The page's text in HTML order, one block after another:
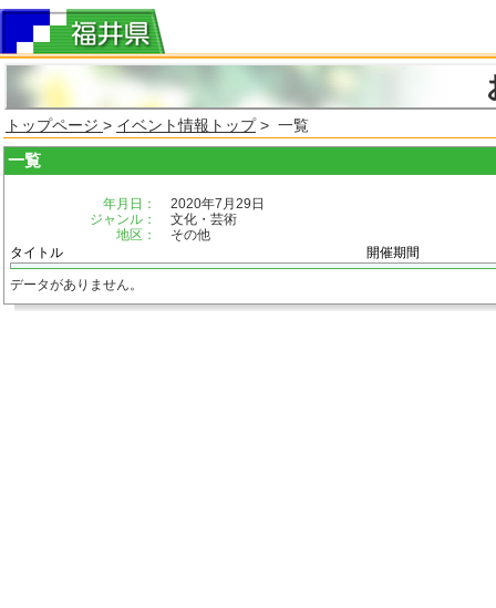
トップページ > イベント情報トップ> 一覧
一覧
年月日：
2020年7月29日
ジャンル：
文化・芸術
地区：
その他
タイトル
開催期間
データがありません。